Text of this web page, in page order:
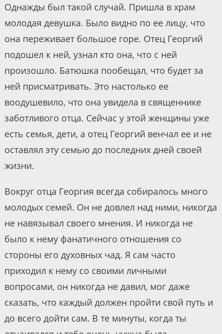
Однажды был такой случай. Пришла в храм
молодая девушка. Было видно по ее лицу, что
она переживает большое горе. Отец Георгий
подошел к ней, узнал кто она, что с ней
произошло. Батюшка пообещал, что будет за
ней присматривать. Это настолько ее
воодушевило, что она увидела в священнике
заботливого отца. Сейчас у этой женщины уже
есть семья, дети, а отец Георгий венчал ее и не
оставлял эту семью до последних дней своей
жизни.
Вокруг отца Георгия всегда собиралось много
молодых семей. Он не довлел над ними, никогда
не навязывал своего мнения. И никогда не
было к нему фанатичного отношения со
стороны его духовных чад. Я сам часто
приходил к нему со своими личными
вопросами, он никогда не давил, мог даже
сказать, что каждый должен пройти свой путь и
до всего дойти сам. В те минуты, когда ты